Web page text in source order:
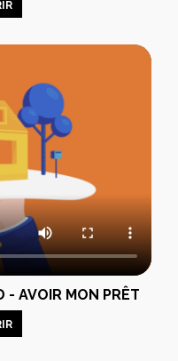
- AVOIR MON PRÊT